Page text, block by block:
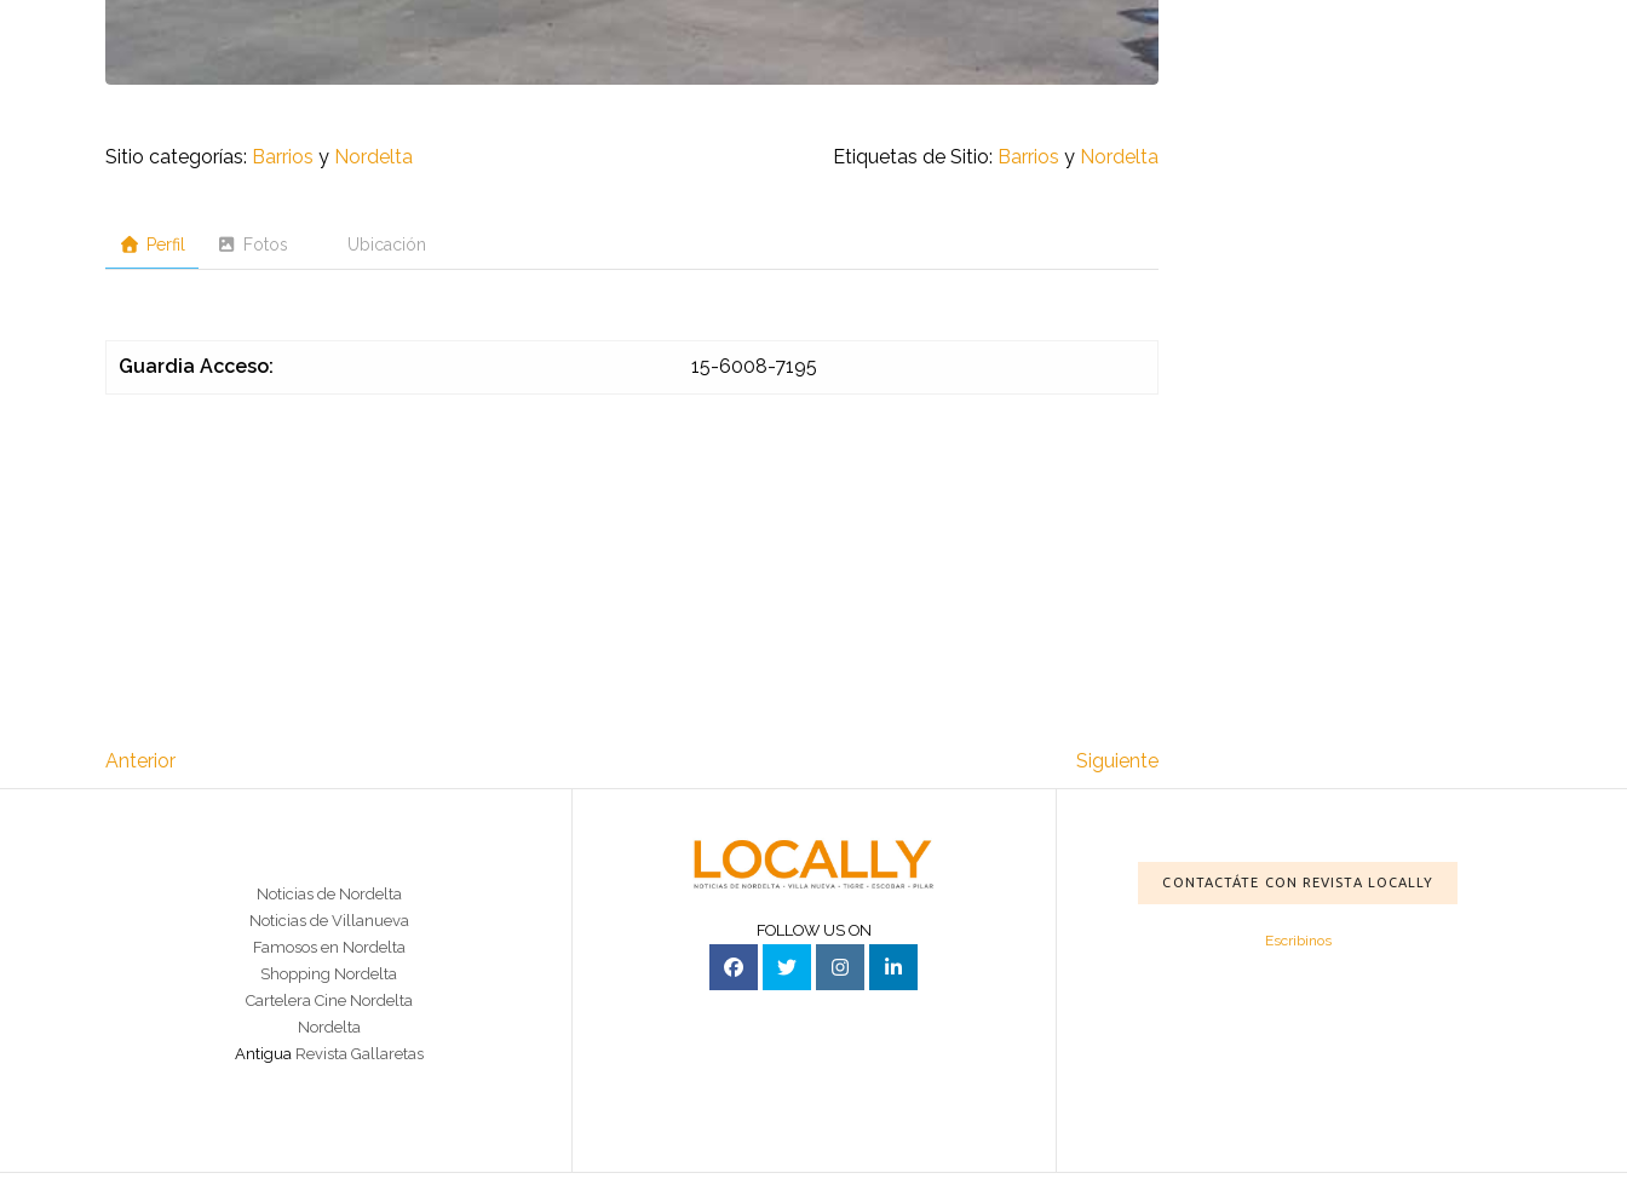
Sitio categorías: Barrios y Nordelta Etiquetas de Sitio: Barrios y Nordelta
Perfil Fotos Ubicación
Guardia Acceso: 15-6008-7195
Anterior Siguiente
Noticias de Nordelta
Noticias de Villanueva
Famosos en Nordelta
Shopping Nordelta
Cartelera Cine Nordelta
Nordelta
Antigua Revista Gallaretas
FOLLOW US ON
CONTACTÁTE CON REVISTA LOCALLY
Escribinos